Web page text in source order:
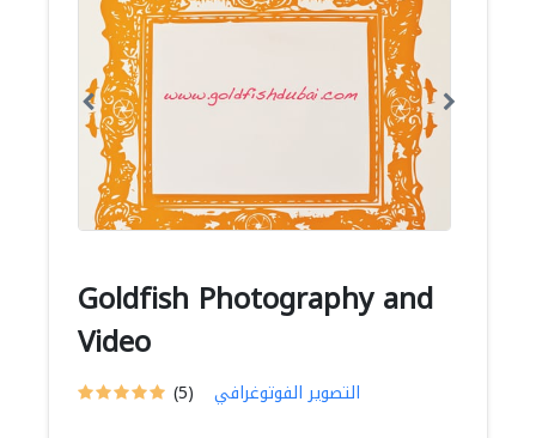
Goldfish Photography and
Video
(5) التصوير الفوتوغرافي